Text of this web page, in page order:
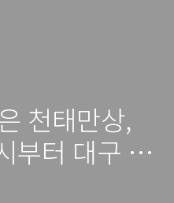
천태만상,
부터 대구 권